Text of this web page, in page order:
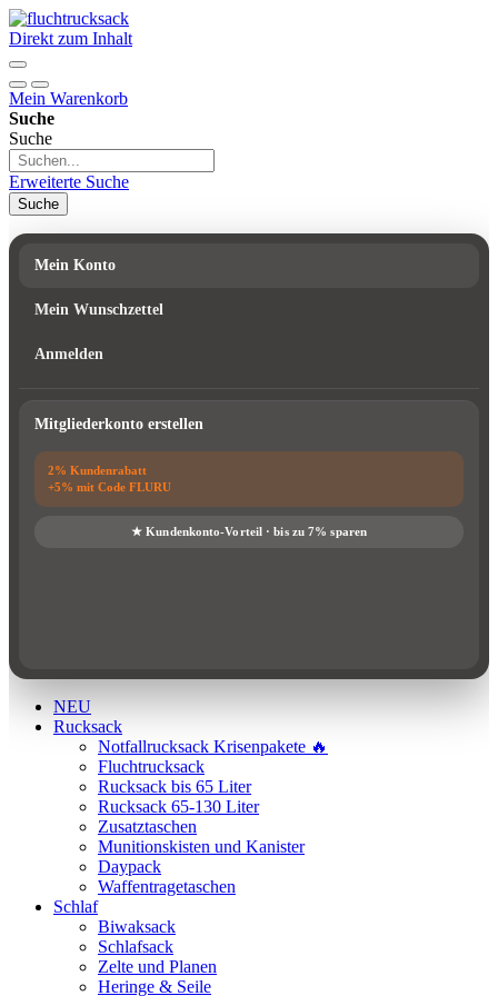
Direkt zum Inhalt
Mein Warenkorb
Suche
Suche
Erweiterte Suche
Suche
Mein Konto
Mein Wunschzettel
Anmelden
Mitgliederkonto erstellen
NEU
Rucksack
Notfallrucksack Krisenpakete 🔥
Fluchtrucksack
Rucksack bis 65 Liter
Rucksack 65-130 Liter
Zusatztaschen
Munitionskisten und Kanister
Daypack
Waffentragetaschen
Schlaf
Biwaksack
Schlafsack
Zelte und Planen
Heringe & Seile